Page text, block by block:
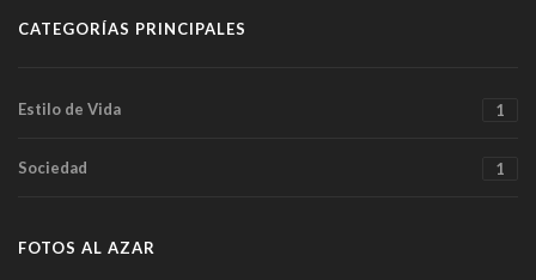
CATEGORÍAS PRINCIPALES
Estilo de Vida 1
Sociedad 1
FOTOS AL AZAR